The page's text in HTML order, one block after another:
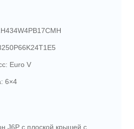
Euro V
6×4
J6P с плоской крышей с